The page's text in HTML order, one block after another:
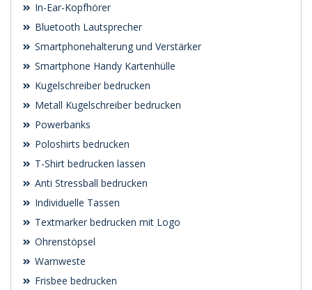
In-Ear-Kopfhörer
Bluetooth Lautsprecher
Smartphonehalterung und Verstärker
Smartphone Handy Kartenhülle
Kugelschreiber bedrucken
Metall Kugelschreiber bedrucken
Powerbanks
Poloshirts bedrucken
T-Shirt bedrucken lassen
Anti Stressball bedrucken
Individuelle Tassen
Textmarker bedrucken mit Logo
Ohrenstöpsel
Warnweste
Frisbee bedrucken